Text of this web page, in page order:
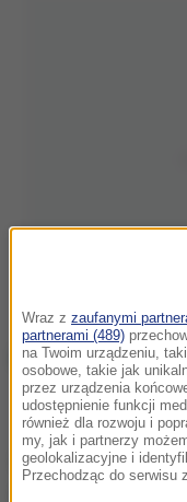
W niedzielę
Wraz z zaufanymi
partnerami (489)
na Twoim urządzeniu,
osobowe, takie jak
przez urządzenia
udostępnienie funkcji
również dla rozwoju i
my, jak i partnerzy
geolokalizacyjne i
Przechodząc do serwisu